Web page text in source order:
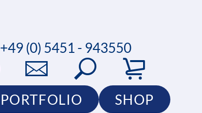
PORTFOLIO SHOP
+49 (0) 5451 - 943550